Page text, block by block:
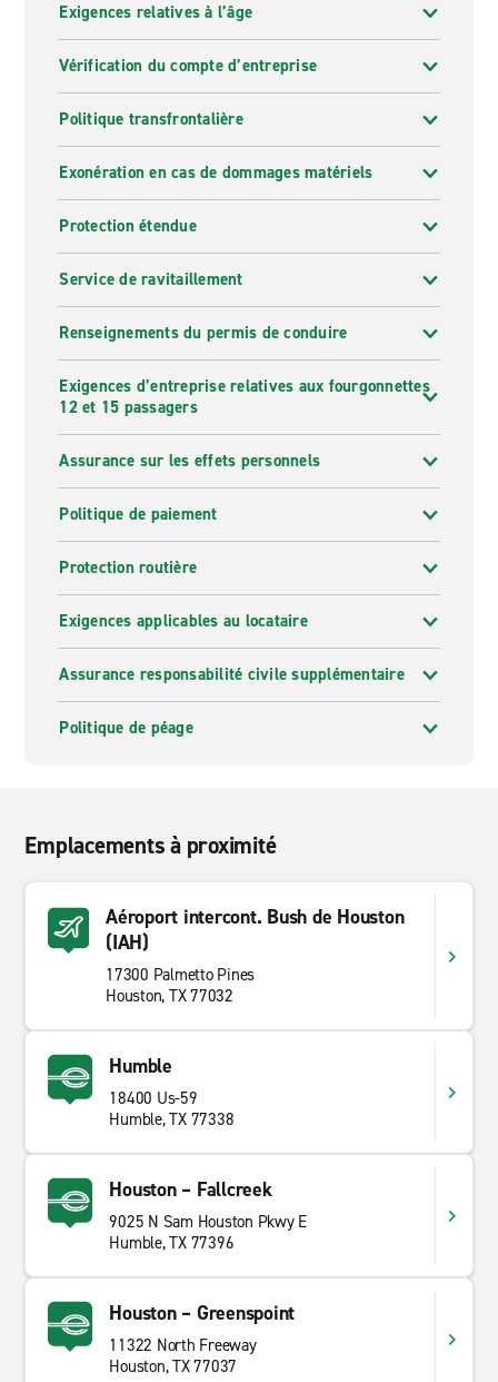
Exigences relatives à l’âge
Vérification du compte d’entreprise
Politique transfrontalière
Exonération en cas de dommages matériels
Protection étendue
Service de ravitaillement
Renseignements du permis de conduire
Exigences d’entreprise relatives aux fourgonnettes
12 et 15 passagers
Assurance sur les effets personnels
Politique de paiement
Protection routière
Exigences applicables au locataire
Assurance responsabilité civile supplémentaire
Politique de péage
Emplacements à proximité
Aéroport intercont. Bush de Houston
(IAH)
17300 Palmetto Pines
Houston, TX 77032
Humble
18400 Us-59
Humble, TX 77338
Houston – Fallcreek
9025 N Sam Houston Pkwy E
Humble, TX 77396
Houston – Greenspoint
11322 North Freeway
Houston, TX 77037